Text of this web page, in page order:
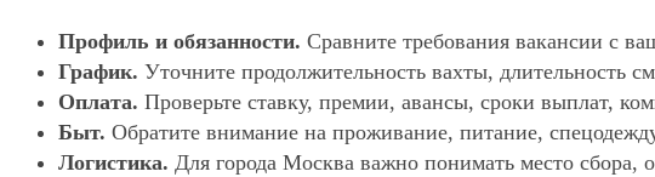
Профиль и обязанности. Сравните требования вакансии с
График. Уточните продолжительность вахты, длительность
Оплата. Проверьте ставку, премии, авансы, сроки выплат,
Быт. Обратите внимание на проживание, питание,
Логистика. Для города Москва важно понимать место сбора,